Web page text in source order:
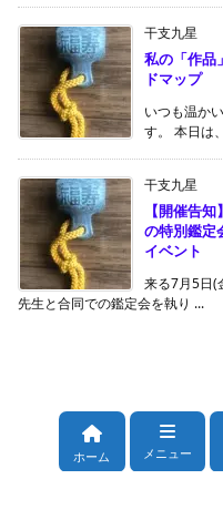
干支九星
私の「作品
ドマップ
いつも温か
す。 本日は
干支九星
【開催告
の特別鑑定
イベント
来る7月5日(
先生と合同での鑑定会を執り ...
ホーム メニュー